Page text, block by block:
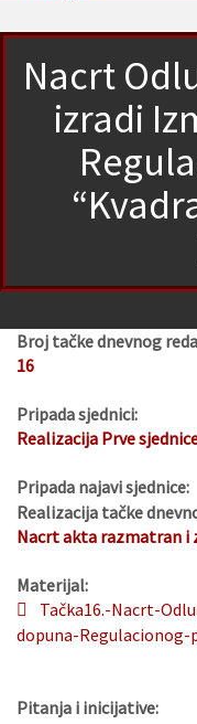
Nacrt
izradi
Broj tačke dnevnog
16
Pripada sjednici:
Realizacija Prve
Pripada najavi sjednice:
Realizacija tačke
Nacrt akta razmatran i
Materijal:
Tačka16.-Nacrt-
dopuna-Regulacionog-
Pitanja i inicijative: